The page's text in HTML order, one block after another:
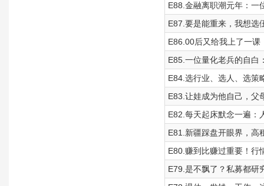
E88.金融离职潮元年：一
E87.要是能重来，我想选
E86.00后又给我上了一
E85.一位量化老兵的自白
E84.选行业、选人、选策
E83.让娃成为他自己，父
E82.每天起床默念一遍：
E81.新疆踩盘开眼界，高
E80.赚到比赚过重要！行
E79.是不飘了？私募都研